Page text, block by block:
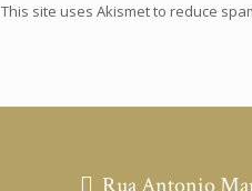
This site uses Akismet to reduce